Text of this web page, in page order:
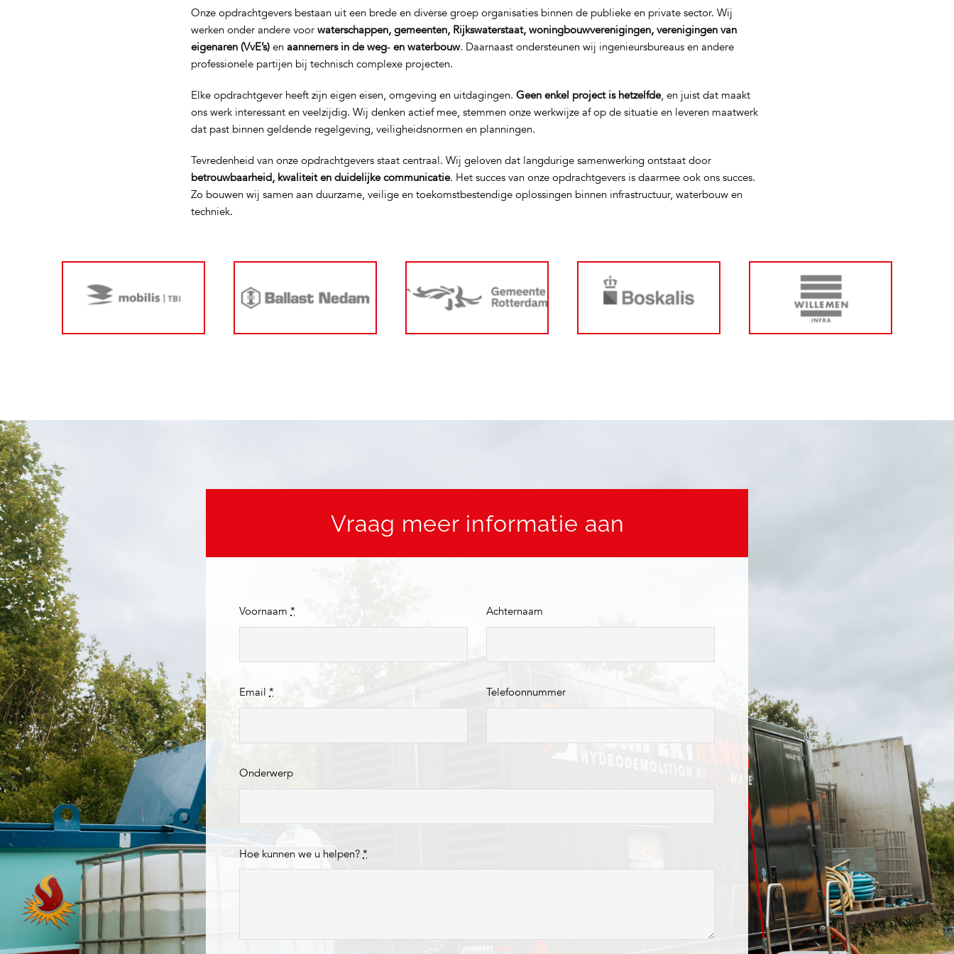
Onze opdrachtgevers bestaan uit een brede en diverse groep organisaties binnen de publieke en private sector. Wij
werken onder andere voorwaterschappen, gemeenten, Rijkswaterstaat, woningbouwverenigingen, verenigingen van
eigenaren (VvE’s) enaannemers in de weg‑ en waterbouw. Daarnaast ondersteunen wij ingenieursbureaus en andere
professionele partijen bij technisch complexe projecten.
Elke opdrachtgever heeft zijn eigen eisen, omgeving en uitdagingen.Geen enkel project is hetzelfde, en juist dat maakt
ons werk interessant en veelzijdig. Wij denken actief mee, stemmen onze werkwijze af op de situatie en leveren maatwerk
dat past binnen geldende regelgeving, veiligheidsnormen en planningen.
Tevredenheid van onze opdrachtgevers staat centraal. Wij geloven dat langdurige samenwerking ontstaat door
betrouwbaarheid, kwaliteit en duidelijke communicatie. Het succes van onze opdrachtgevers is daarmee ook ons succes.
Zo bouwen wij samen aan duurzame, veilige en toekomstbestendige oplossingen binnen infrastructuur, waterbouw en
techniek.
Vraag meer informatie aan
Voornaam*
Email*
Achternaam
Telefoonnummer
Onderwerp
Hoe kunnen we u helpen?*